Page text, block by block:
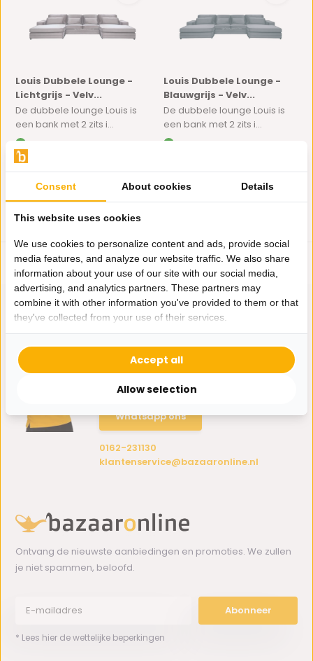
Louis Dubbele Lounge -
Lichtgrijs - Velv...
De dubbele lounge Louis is
een bank met 2 zits i...
1.195,-
Louis Dubbele Lounge -
Blauwgrijs - Velv...
De dubbele lounge Louis is
een bank met 2 zits i...
Hulp nodig?
Wij zitten voor je klaar.
Whatsapp ons
0162-231130
klantenservice@bazaaronline.nl
Ontvang de nieuwste aanbiedingen en promoties. We zullen
je niet spammen, beloofd.
Abonneer
* Lees hier de wettelijke beperkingen
Consent About cookies Details
This website uses cookies
We use cookies to personalize content and ads, provide social
media features, and analyze our website traffic. We also share
information about your use of our site with our social media,
advertising, and analytics partners. These partners may
combine it with other information you've provided to them or that
they've collected from your use of their services.
Allow selection
Accept all